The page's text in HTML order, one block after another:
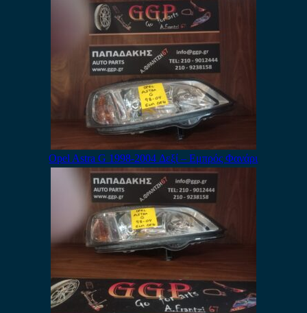
Opel Astra G 1998-2004 Δεξί – Εμπρός Φανάρι